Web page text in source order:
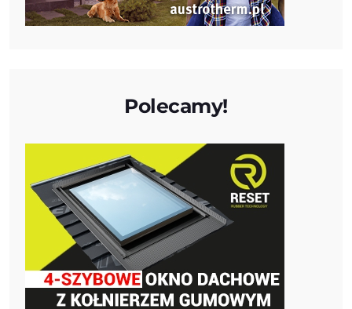
Polecamy!